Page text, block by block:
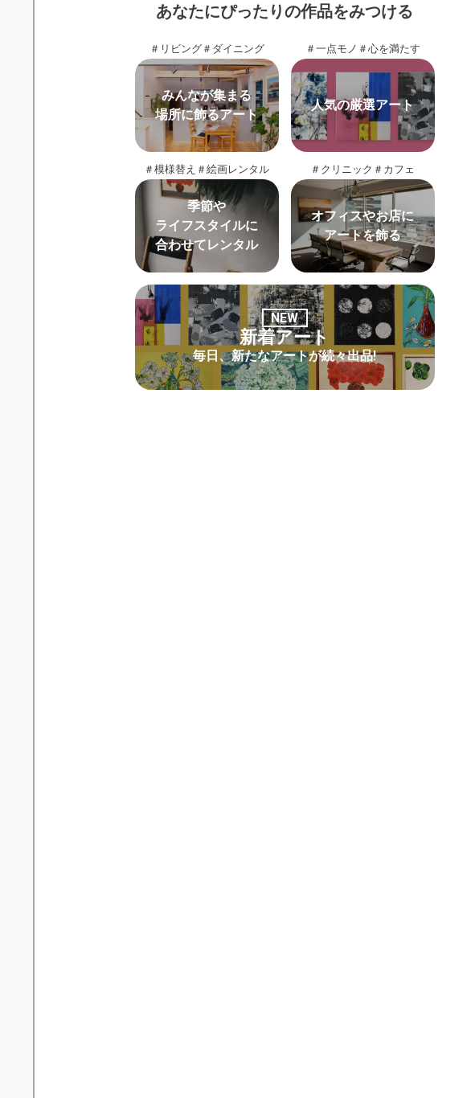
あなたにぴったりの作品をみつける
＃リビング＃ダイニング
みんなが集まる
場所に飾るアート
＃一点モノ ＃心を満たす
人気の厳選アート
＃模様替え ＃絵画レンタル
季節や
ライフスタイルに
合わせてレンタル
＃クリニック ＃カフェ
オフィスやお店に
アートを飾る
NEW
新着アート
毎日、新たなアートが続々出品!